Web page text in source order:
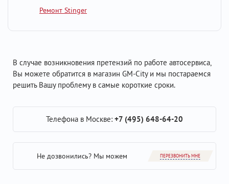
Ремонт Stinger
В случае возникновения претензий по работе автосервиса,
Вы можете обратится в магазин GM-City и мы постараемся
решить Вашу проблему в самые короткие сроки.
Телефона в Москве: +7 (495) 648-64-20
Не дозвонились? Мы можем ПЕРЕЗВОНИТЬ МНЕ